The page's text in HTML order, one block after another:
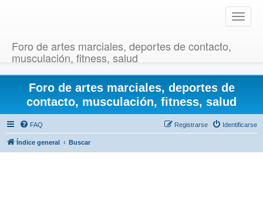
T
o
e
v
i
g
Foro de artes marciales, deportes de contacto,
musculación, fitness, salud
Foro de artes marciales, deportes de
contacto, musculación, fitness, salud
FAQ Identificarse
Registrarse
Índice general Buscar